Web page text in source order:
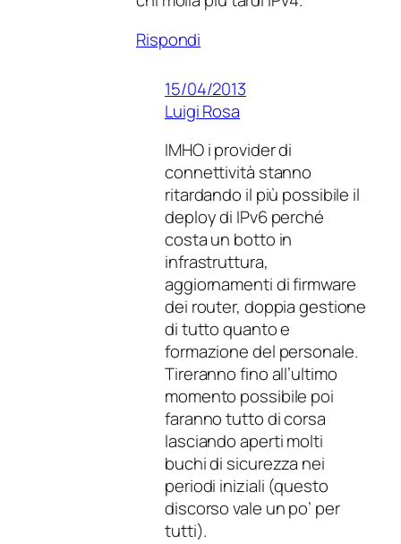
Rispondi
15/04/2013
Luigi Rosa
IMHO i provider di
connettività stanno
ritardando il più possibile il
deploy di IPv6 perché
costa un botto in
infrastruttura,
aggiornamenti di firmware
dei router, doppia gestione
di tutto quanto e
formazione del personale.
Tireranno fino all’ultimo
momento possibile poi
faranno tutto di corsa
lasciando aperti molti
buchi di sicurezza nei
periodi iniziali (questo
discorso vale un po’ per
tutti).